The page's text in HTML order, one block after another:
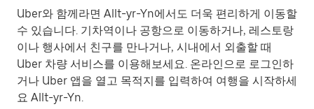
Uber와 함께라면 Allt-yr-Yn에서도 더욱 편리하게 이동할
수 있습니다. 기차역이나 공항으로 이동하거나, 레스토랑
이나 행사에서 친구를 만나거나, 시내에서 외출할 때
Uber 차량 서비스를 이용해보세요. 온라인으로 로그인하
거나 Uber 앱을 열고 목적지를 입력하여 여행을 시작하세
요 Allt-yr-Yn.